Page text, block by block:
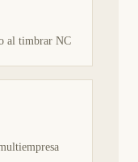
al timbrar NC